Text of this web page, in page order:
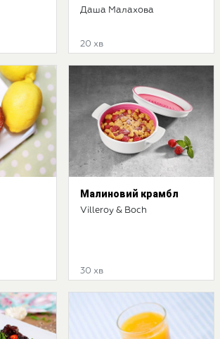
Даша Малахова
20 хв
Малиновий крамбл
Villeroy & Boch
30 хв